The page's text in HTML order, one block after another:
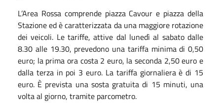
L’Area Rossa comprende piazza Cavour e piazza della
Stazione ed è caratterizzata da una maggiore rotazione
dei veicoli. Le tariffe, attive dal lunedì al sabato dalle
8.30 alle 19.30, prevedono una tariffa minima di 0,50
euro; la prima ora costa 2 euro, la seconda 2,50 euro e
dalla terza in poi 3 euro. La tariffa giornaliera è di 15
euro. È prevista una sosta gratuita di 15 minuti, una
volta al giorno, tramite parcometro.